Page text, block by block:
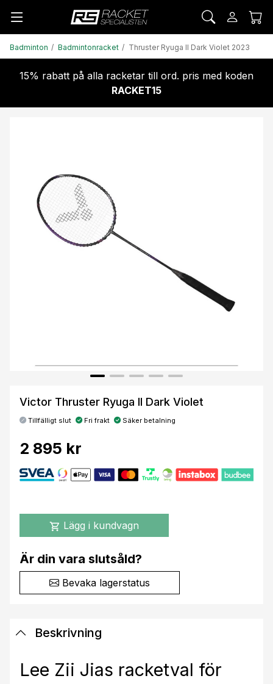
Badminton Badmintonracket Thruster Ryuga II Dark Violet 2023
15% rabatt på alla racketar till ord. pris med koden
RACKET15
Victor Thruster Ryuga II Dark Violet
Tillfälligt slut Fri frakt Säker betalning
2 895 kr
shopping_cart Lägg i kundvagn
Är din vara slutsåld?
Bevaka lagerstatus
Beskrivning
Lee Zii Jias racketval för